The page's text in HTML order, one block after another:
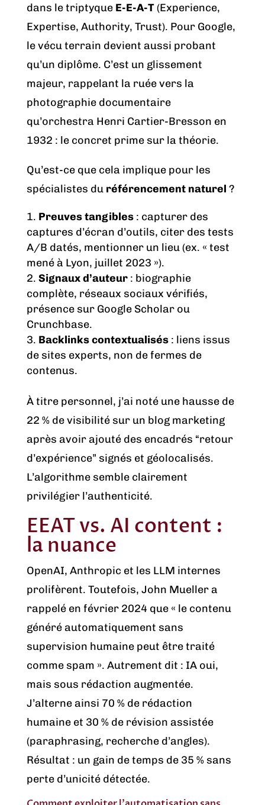
dans le triptyque E-E-A-T(Experience,
Expertise, Authority, Trust). Pour Google,
le vécu terrain devient aussi probant
qu’un diplôme. C’est un glissement
majeur, rappelant la ruée vers la
photographie documentaire
qu’orchestra Henri Cartier-Bresson en
1932 : le concret prime sur la théorie.
Qu’est-ce que cela implique pour les
spécialistes du référencement naturel ?
Preuves tangibles: capturer des
captures d’écran d’outils, citer des tests
A/B datés, mentionner un lieu (ex. « test
mené à Lyon, juillet 2023 »).
Signaux d’auteur: biographie
complète, réseaux sociaux vérifiés,
présence sur Google Scholar ou
Crunchbase.
Backlinks contextualisés: liens issus
de sites experts, non de fermes de
contenus.
À titre personnel, j’ai noté une hausse de
22 % de visibilité sur un blog marketing
après avoir ajouté des encadrés “retour
d’expérience” signés et géolocalisés.
L’algorithme semble clairement
privilégier l’authenticité.
EEAT vs. AI content :
la nuance
OpenAI, Anthropic et les LLM internes
prolifèrent. Toutefois, John Mueller a
rappelé en février 2024 que « le contenu
généré automatiquement sans
supervision humaine peut être traité
comme spam ». Autrement dit : IA oui,
mais sous rédaction augmentée.
J’alterne ainsi 70 % de rédaction
humaine et 30 % de révision assistée
(paraphrasing, recherche d’angles).
Résultat : un gain de temps de 35 % sans
perte d’unicité détectée.